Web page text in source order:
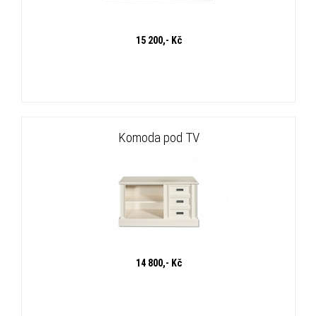
15 200,- Kč
Komoda pod TV
14 800,- Kč